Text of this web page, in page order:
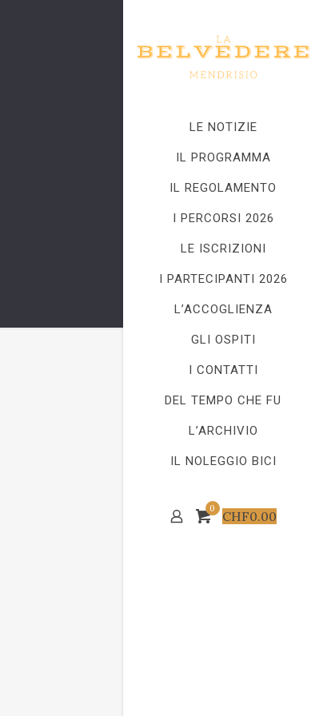
LE NOTIZIE
IL PROGRAMMA
IL REGOLAMENTO
I PERCORSI 2026
LE ISCRIZIONI
I PARTECIPANTI 2026
L’ACCOGLIENZA
GLI OSPITI
I CONTATTI
DEL TEMPO CHE FU
L’ARCHIVIO
IL NOLEGGIO BICI
0 CHF0.00